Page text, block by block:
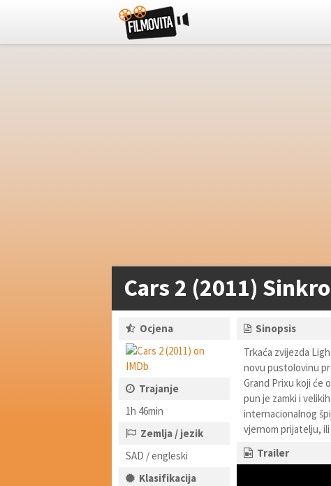
Cars 2 (2011)
Ocjena
Trajanje
1h 46min
Zemlja / jezik
SAD / engleski
Klasifikacija
Sinopsis
Trkaća zvijezda
novu pustolovinu
Grand Prixu koji će
pun je zamki i
internacionalnog
vjernom prijatelju,
Trailer